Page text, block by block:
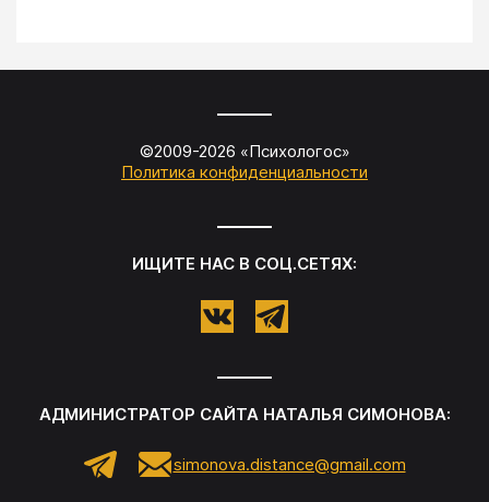
©2009-2026 «Психологос»
Политика конфиденциальности
ИЩИТЕ НАС В СОЦ.СЕТЯХ:
АДМИНИСТРАТОР САЙТА НАТАЛЬЯ СИМОНОВА:
simonova.distance@gmail.com